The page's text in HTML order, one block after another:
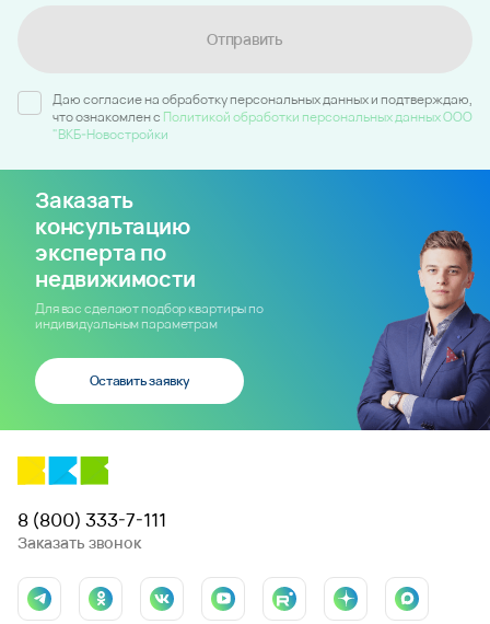
Отправить
Даю согласие на обработку персональных данных и подтверждаю,
что ознакомлен c Политикой обработки персональных данных ООО
"ВКБ-Новостройки
Заказать
консультацию
эксперта по
недвижимости
Для вас сделают подбор квартиры по
индивидуальным параметрам
Оставить заявку
8 (800) 333-7-111
Заказать звонок